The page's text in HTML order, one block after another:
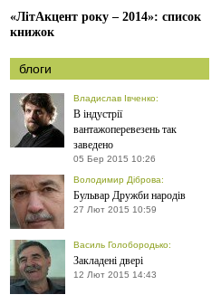
«ЛітАкцент року – 2014»: список
книжок
блоги
Владислав Івченко:
В індустрії
вантажоперевезень так
заведено
05 Бер 2015 10:26
Володимир Діброва:
Бульвар Дружби народів
27 Лют 2015 10:59
Василь Голобородько:
Закладені двері
12 Лют 2015 14:43